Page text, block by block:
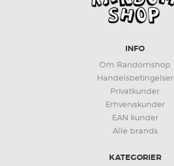
INFO
Om Randomshop
Handelsbetingelser
Privatkunder
Erhvervskunder
EAN kunder
Alle brands
KATEGORIER